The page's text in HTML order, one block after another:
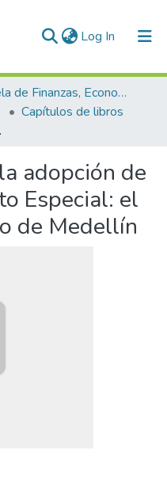
Log In (current)
Escuela de Finanzas, Economía y Gobierno
Capítulos de libros
Medellín
adopción de
Especial: el
de Medellín